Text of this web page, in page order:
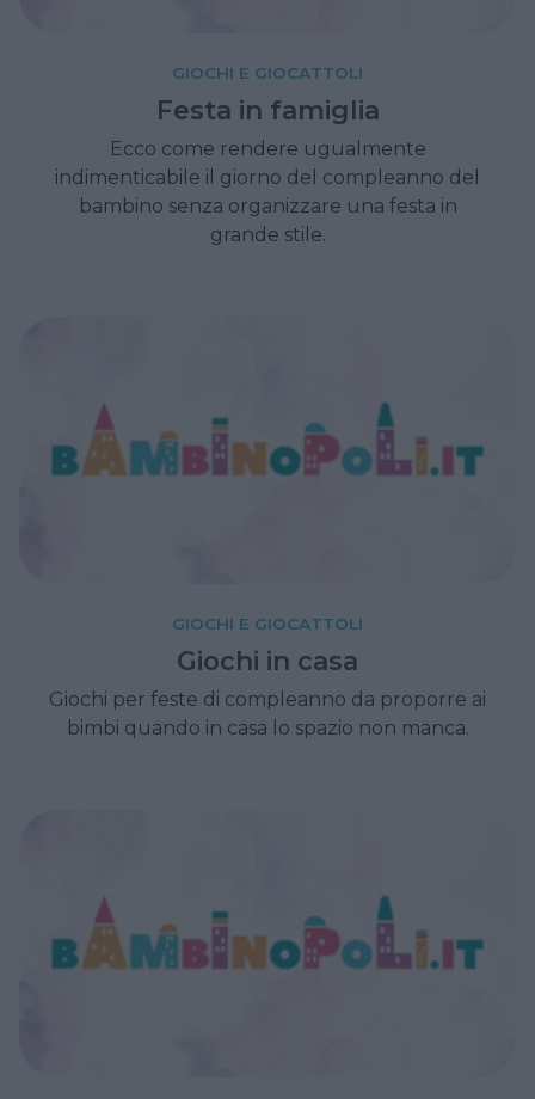
GIOCHI E GIOCATTOLI
Festa in famiglia
Ecco come rendere ugualmente
indimenticabile il giorno del compleanno del
bambino senza organizzare una festa in
grande stile.
GIOCHI E GIOCATTOLI
Giochi in casa
Giochi per feste di compleanno da proporre ai
bimbi quando in casa lo spazio non manca.